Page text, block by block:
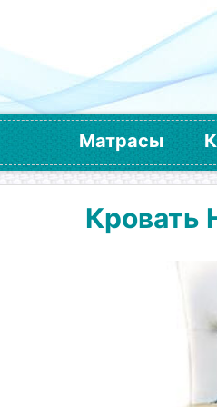
Матрасы
Кровать